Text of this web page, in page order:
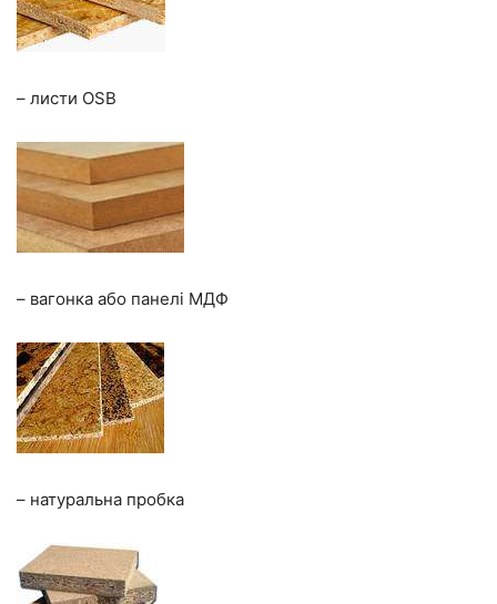
– листи OSB
– вагонка або панелі МДФ
– натуральна пробка